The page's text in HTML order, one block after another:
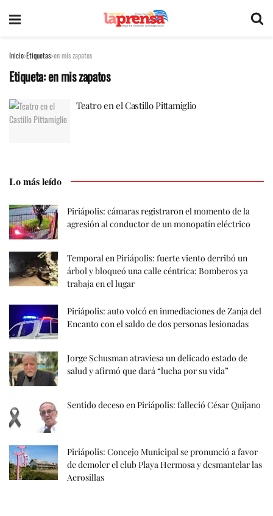
Inicio Etiquetas en mis zapatos
Etiqueta:en mis zapatos
Teatro en el Castillo Pittamiglio
Lo más leído
Piriápolis: cámaras registraron el momento de la
agresión al conductor de un monopatín eléctrico
Temporal en Piriápolis: fuerte viento derribó un
árbol y bloqueó una calle céntrica; Bomberos ya
trabaja en el lugar
Piriápolis: auto volcó en inmediaciones de Zanja del
Encanto con el saldo de dos personas lesionadas
Jorge Schusman atraviesa un delicado estado de
salud y afirmó que dará “lucha por su vida”
Sentido deceso en Piriápolis: falleció César Quijano
Piriápolis: Concejo Municipal se pronunció a favor
de demoler el club Playa Hermosa y desmantelar las
Aerosillas